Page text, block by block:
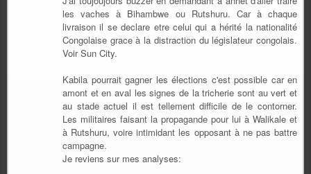
les vaches à Bihambwe ou Rutshuru. Car à chaque
livraison il se declare etre celui qui a hérité la nationalité
Congolaise grace à la distraction du législateur congolais.
Voir Sun City.
Kabila pourrait gagner les élections c'est possible car en
amont et en aval les signes de la tricherie sont au vert et
au stade actuel il est tellement difficile de le contorner.
Les militaires faisant la propagande pour lui à Walikale et
à Rutshuru, voire intimidant les opposant à ne pas battre
campagne.
Je reviens sur mes analyses: